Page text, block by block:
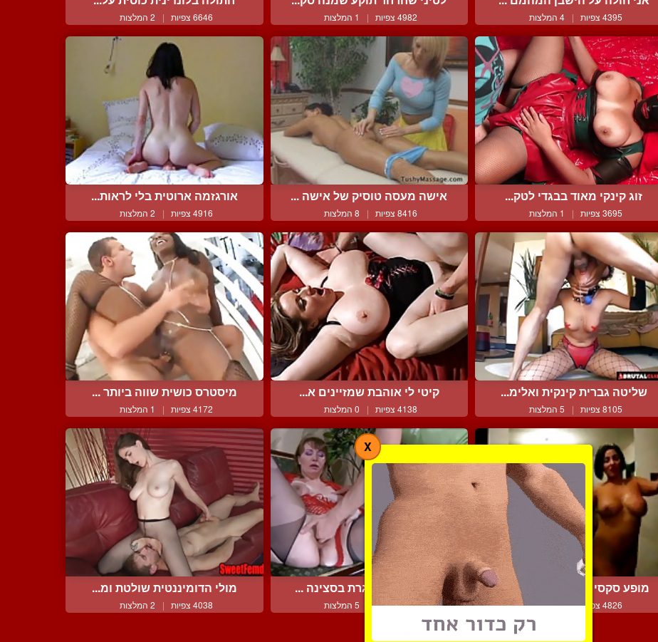
4395 צפיות | 4 המלצות 4982 צפיות | 1 המלצות 6646 צפיות | 2 המלצות
זוג קינקי מאוד בבגדי לטק...
3695 צפיות | 1 המלצות
אישה מעסה טוסיק של אישה ...
8416 צפיות | 8 המלצות
אורגזמה ארוטית בלי לראות...
4916 צפיות | 2 המלצות
שליטה גברית קינקית ואלימ...
8105 צפיות | 5 המלצות
קיטי לי אוהבת שמזיינים א...
4138 צפיות | 0 המלצות
מיסטרס כושית שווה ביותר ...
4172 צפיות | 1 המלצות
מופע סקסי נחמד של ערבייה...
4826 צפיות | 0 המלצות
נער ואישה מבוגרת בסצינה ...
5299 צפיות | 5 המלצות
מולי הדומיננטית שולטת ומ...
4038 צפיות | 2 המלצות
צור קשר
X